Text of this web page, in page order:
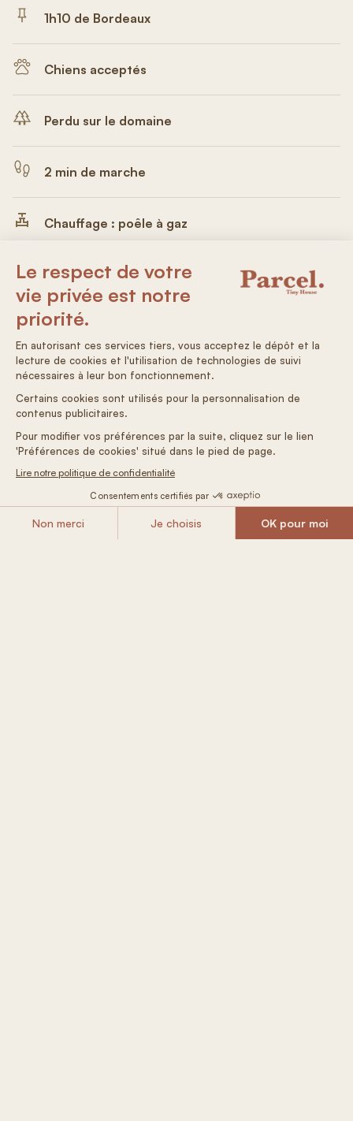
1h10 de Bordeaux
Chiens acceptés
Perdu sur le domaine
2 min de marche
Chauffage : poêle à gaz
Électricité : 100% solaire
Eau non potable
Arrivée autonome